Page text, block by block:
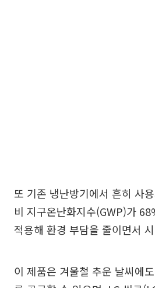
또 기존 냉난방기에서 흔히 사
비 지구온난화지수(GWP)가
적용해 환경 부담을 줄이면서
이 제품은 겨울철 추운 날씨에